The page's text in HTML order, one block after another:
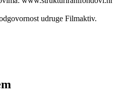
udruge Filmaktiv.